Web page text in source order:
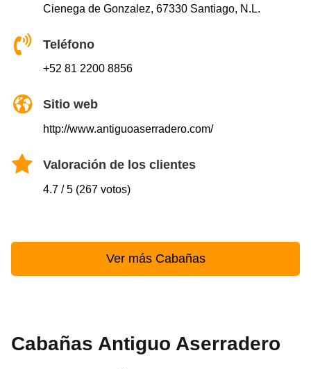
Cienega de Gonzalez, 67330 Santiago, N.L.
Teléfono
+52 81 2200 8856
Sitio web
http://www.antiguoaserradero.com/
Valoración de los clientes
4.7 / 5 (267 votos)
Ver más Cabañas
Cabañas Antiguo Aserradero